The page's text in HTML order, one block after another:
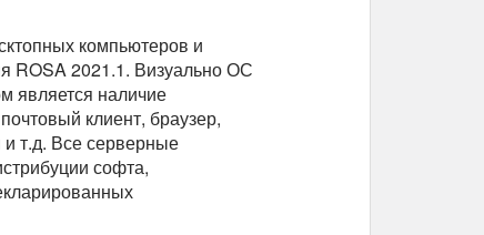
компьютеров и
ROSA 2021.1. Визуально ОС
является наличие
клиент, браузер,
т.д. Все серверные
софта,